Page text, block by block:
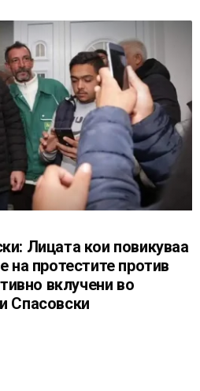
Лицата кои повикуваа
на протестите против
вклучени во
Спасовски